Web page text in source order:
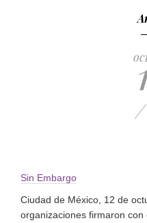
/
Sin Embargo
Ciudad de México, 12 de
organizaciones firmaron